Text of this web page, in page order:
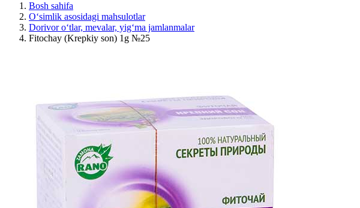
Bosh sahifa
O‘simlik asosidagi mahsulotlar
Dorivor o‘tlar, mevalar, yig‘ma jamlanmalar
Fitochay (Krepkiy son) 1g №25